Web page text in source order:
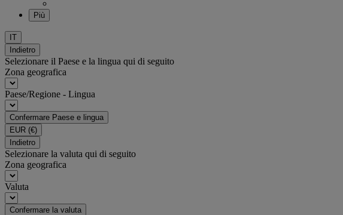
Più
IT
Indietro
Selezionare il Paese e la lingua qui di seguito
Zona geografica
Paese/Regione - Lingua
Confermare Paese e lingua
EUR (€)
Indietro
Selezionare la valuta qui di seguito
Zona geografica
Valuta
Confermare la valuta